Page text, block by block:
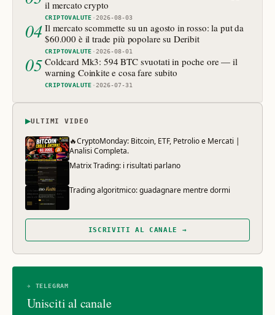
il mercato crypto
CRIPTOVALUTE ·2026-08-03
04 Il mercato scommette su un agosto in rosso: la put da
$60.000 è il trade più popolare su Deribit
CRIPTOVALUTE ·2026-08-01
05 Coldcard Mk3: 594 BTC svuotati in poche ore — il
warning Coinkite e cosa fare subito
CRIPTOVALUTE ·2026-07-31
▶ULTIMI VIDEO
🔥CryptoMonday: Bitcoin, ETF, Petrolio e Mercati |
Analisi Completa.
Matrix Trading: i risultati parlano
Trading algoritmico: guadagnare mentre dormi
ISCRIVITI AL CANALE →
✈ TELEGRAM
Unisciti al canale